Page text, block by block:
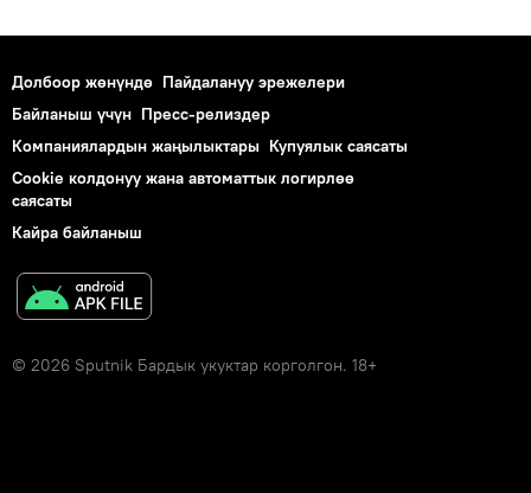
Долбоор жөнүндө Пайдалануу эрежелери
Байланыш үчүн Пресс-релиздер
Компаниялардын жаңылыктары Купуялык саясаты
Cookie колдонуу жана автоматтык логирлөө
саясаты
Кайра байланыш
© 2026 Sputnik Бардык укуктар корголгон. 18+